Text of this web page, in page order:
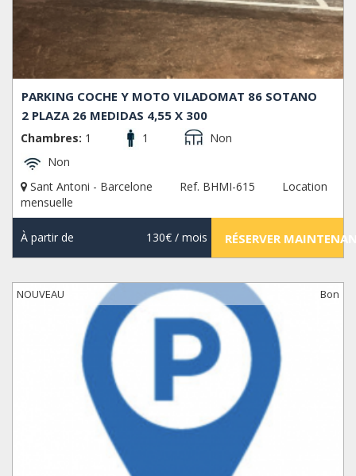
PARKING COCHE Y MOTO VILADOMAT 86 SOTANO
2 PLAZA 26 MEDIDAS 4,55 X 300
Chambres: 1 1
Non
Non
Sant Antoni - Barcelone
Ref. BHMI-615
Location
mensuelle
À partir de 130€/ mois RÉSERVER
NOUVEAU Bon